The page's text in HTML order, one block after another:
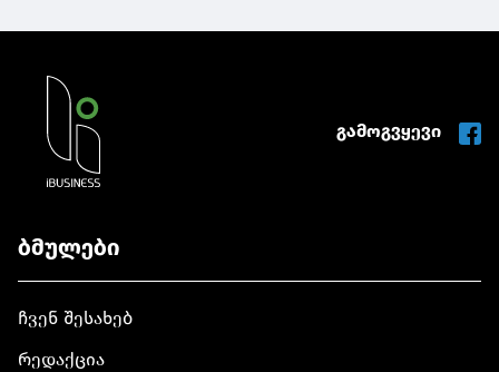
გამოგვყევი
ბმულები
ჩვენ შესახებ
რედაქცია